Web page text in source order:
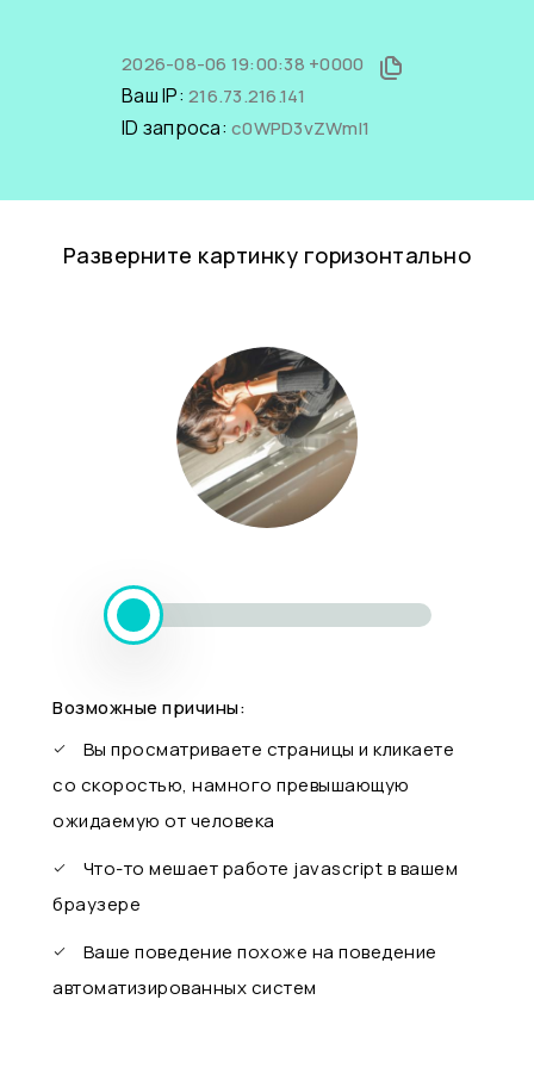
2026-08-06 19:00:38 +0000
Ваш IP: 216.73.216.141
ID запроса: c0WPD3vZWmI1
Разверните картинку горизонтально
Возможные причины:
Вы просматриваете страницы и кликаете
со скоростью, намного превышающую
ожидаемую от человека
Что-то мешает работе javascript в вашем
браузере
Ваше поведение похоже на поведение
автоматизированных систем